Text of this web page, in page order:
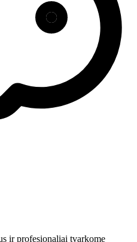
ir profesionaliai tvarkome